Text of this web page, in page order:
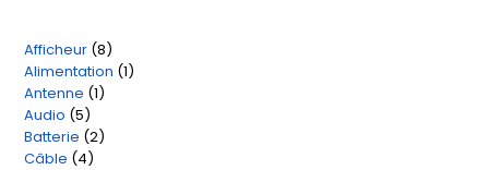
Afficheur 88
produits
Alimentation 11
Antenne 11
Audio 55
produits
Batterie 22
Câble 44